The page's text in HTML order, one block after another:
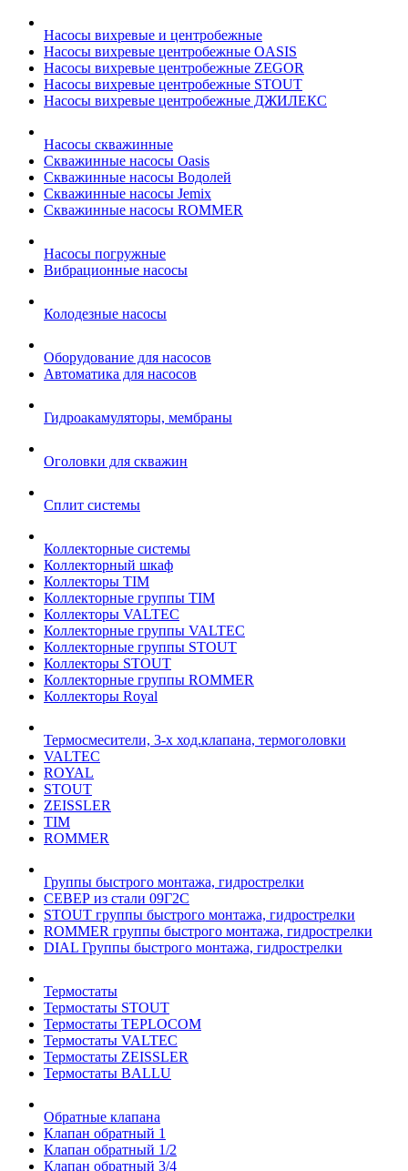
Насосы вихревые и центробежные
Насосы вихревые центробежные OASIS
Насосы вихревые центробежные ZEGOR
Насосы вихревые центробежные STOUT
Насосы вихревые центробежные ДЖИЛЕКС
Насосы скважинные
Скважинные насосы Oasis
Скважинные насосы Водолей
Скважинные насосы Jemix
Cкважинные насосы ROMMER
Насосы погружные
Вибрационные насосы
Колодезные насосы
Оборудование для насосов
Автоматика для насосов
Гидроакамуляторы, мембраны
Оголовки для скважин
Сплит системы
Коллекторные системы
Коллекторный шкаф
Коллекторы TIM
Коллекторные группы TIM
Коллекторы VALTEC
Коллекторные группы VALTEC
Коллекторные группы STOUT
Коллекторы STOUT
Коллекторные группы ROMMER
Коллекторы Royal
Термосмесители, 3-х ход.клапана, термоголовки
VALTEC
ROYAL
STOUT
ZEISSLER
TIM
ROMMER
Группы быстрого монтажа, гидрострелки
СЕВЕР из стали 09Г2С
STOUT группы быстрого монтажа, гидрострелки
ROMMER группы быстрого монтажа, гидрострелки
DIAL Группы быстрого монтажа, гидрострелки
Термостаты
Термостаты STOUT
Термостаты TEPLOCOM
Термостаты VALTEC
Термостаты ZEISSLER
Термостаты BALLU
Обратные клапана
Клапан обратный 1
Клапан обратный 1/2
Клапан обратный 3/4